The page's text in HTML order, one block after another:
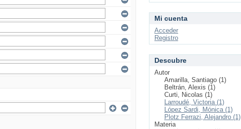
Mi cuenta
Acceder
Registro
Descubre
Autor
Amarilla, Santiago (1)
Beltrán, Alexis (1)
Curti, Nicolas (1)
Larroudé, Victoria (1)
López Sardi, Mónica (1)
Plotz Ferrazi, Alejandro (1)
Materia